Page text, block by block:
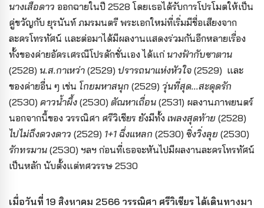
นางเสือดาว ออกฉายในปี 2528 โดยเธอได้รับการโปรโมตให้เป็น
คู่ขวัญกับ ยุรนันท์ ภมรมนตรี พระเอกใหม่ที่เริ่มมีชื่อเสียงจาก
ละครโทรทัศน์ และต่อมาได้มีผลงานแสดงร่วมกันอีกหลายเรื่อง
ทั้งของค่ายอัครเศรณีโปรดักชั่นเอง ได้แก่ นางฟ้ากับซาตาน
(2528) น.ส.กาเหว่า (2529) ปรารถนาแห่งหัวใจ (2529) และ
ของค่ายอื่น ๆ เช่น โกยมหาสนุก (2529) วุ่นที่สุด...สะดุดรัก
(2530) คาวน้ำผึ้ง (2530) ตัณหาเถื่อน (2531) ผลงานภาพยนตร์
นอกจากนี้ของ วรรณิศา ศรีวิเชียร ยังมีทั้ง เพลงสุดท้าย (2528)
ไปไม่ถึงดวงดาว (2529) 1+1 ฉึ่งแหลก (2530) ซิ่งวิ่งลุย (2530)
รักทรมาน (2530) ฯลฯ ก่อนที่เธอจะหันไปมีผลงานละครโทรทัศน์
เป็นหลัก นับตั้งแต่ทศวรรษ 2530
เมื่อวันที่ 19 สิงหาคม 2566 วรรณิศา ศรีวิเชียร ได้เดินทางมา